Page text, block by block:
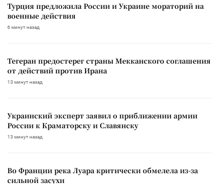
Турция предложила России и Украине мораторий на
военные действия
6 минут назад
Тегеран предостерег страны Мекканского соглашения
от действий против Ирана
13 минут назад
Украинский эксперт заявил о приближении армии
России к Краматорску и Славянску
13 минут назад
Во Франции река Луара критически обмелела из-за
сильной засухи